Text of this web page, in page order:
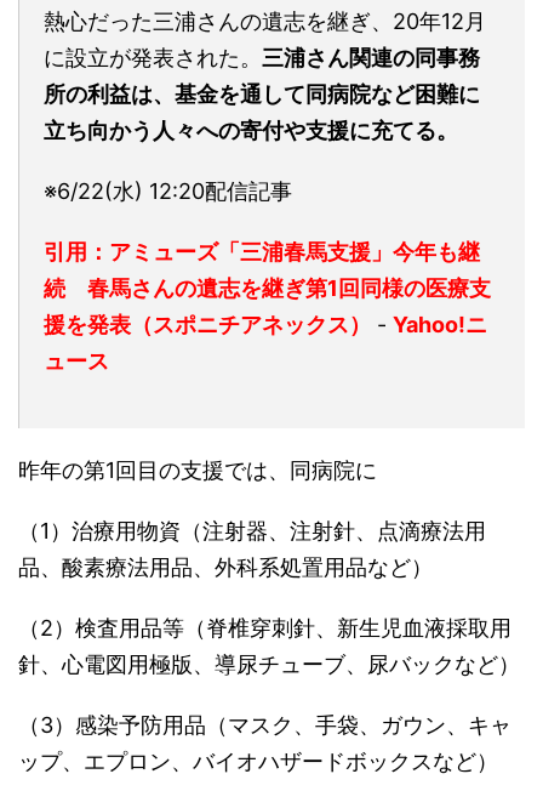
熱心だった三浦さんの遺志を継ぎ、20年12月
に設立が発表された。 三浦さん関連の同事務
所の利益は、基金を通して同病院など困難に
立ち向かう人々への寄付や支援に充てる。
※6/22(水) 12:20配信記事
引用：アミューズ「三浦春馬支援」今年も継
続 春馬さんの遺志を継ぎ第1回同様の医療支
援を発表（スポニチアネックス）
- Yahoo!ニ
ュース
昨年の第1回目の支援では、同病院に
（1）治療用物資（注射器、注射針、点滴療法用
品、酸素療法用品、外科系処置用品など）
（2）検査用品等（脊椎穿刺針、新生児血液採取用
針、心電図用極版、導尿チューブ、尿バックなど）
（3）感染予防用品（マスク、手袋、ガウン、キャ
ップ、エプロン、バイオハザードボックスなど）